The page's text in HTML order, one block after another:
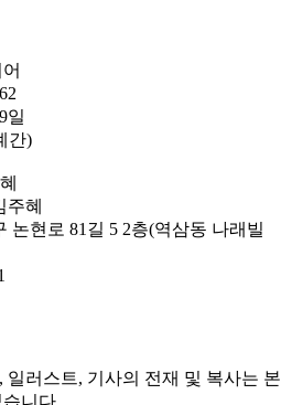
일
간)
주혜
논현로 81길 5 2층(역삼동 나래빌
러스트, 기사의 전재 및 복사는 본
니다.